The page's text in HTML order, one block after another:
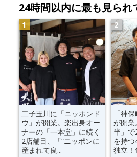
24時間以内に最も見られ
二子玉川に「ニッポンド
ウ」が開業。楽出身オー
ナーの「一本堂」に続く
2店舗目、「“ニッポンに
産まれて良...
「神
が開業
半」で
を持
独立！